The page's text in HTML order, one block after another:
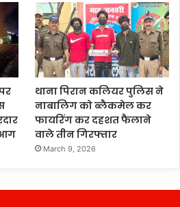
थाना पिरान कलियर पुलिस ने
नाबालिग को ब्लैकमेल कर
फायरिंग कर दहशत फैलाने
वाले तीन गिरफ्तार
March 9, 2026